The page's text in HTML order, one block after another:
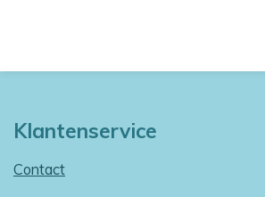
Klantenservice
Contact